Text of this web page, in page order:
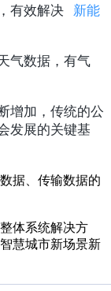
有效解决
新能
气数据，有气
增加，传统的公
发展的关键基
据、传输数据的
体系统解决方
慧城市新场景新